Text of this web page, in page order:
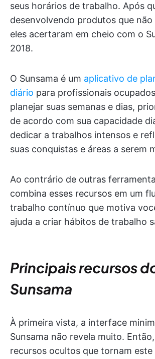
seus horários de trabalho. Após
desenvolvendo produtos que
eles acertaram em cheio com o
2018.
O Sunsama é um aplicativo de
diário para profissionais
planejar suas semanas e dias,
de acordo com sua capacidade
dedicar a trabalhos intensos e
suas conquistas e áreas a serem
Ao contrário de outras
combina esses recursos em um
trabalho contínuo que motiva
ajuda a criar hábitos de trabalho
Principais recursos
Sunsama
À primeira vista, a interface
Sunsama não revela muito.
recursos ocultos que tornam este